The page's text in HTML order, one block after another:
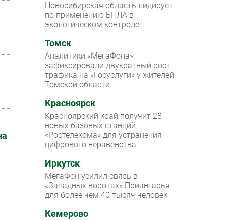
Проекты
IT класс
Тестовый стенд
Каталог компаний
Новосибирская область лидирует
по применению БПЛА в
экологическом контроле
Томск
Аналитики «МегаФона»
зафиксировали двукратный рост
трафика на «Госуслуги» у жителей
Томской области
Красноярск
Красноярский край получит 28
новых базовых станций
«Ростелекома» для устранения
цифрового неравенства
Иркутск
МегаФон усилил связь в
«Западных воротах» Приангарья
для более чем 40 тысяч человек
Кемерово